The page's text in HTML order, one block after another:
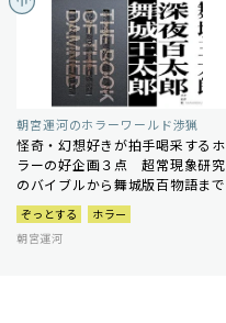
朝宮運河のホラーワールド渉猟
怪奇・幻想好きが拍手喝采するホ
ラーの好企画３点 超常現象研究
のバイブルから舞城版百物語まで
ぞっとする
ホラー
朝宮運河